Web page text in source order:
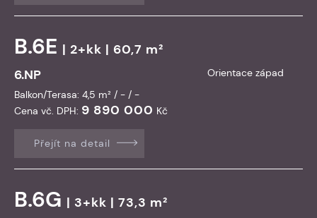
B.6E | 2+kk | 60,7 m²
6.NP
Orientace západ
Balkon/Terasa: 4,5 m² / - / -
Cena vč. DPH: 9 890 000 Kč
Přejít na detail
B.6G | 3+kk | 73,3 m²